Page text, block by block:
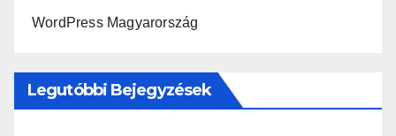
WordPress Magyarország
Legutóbbi Bejegyzések